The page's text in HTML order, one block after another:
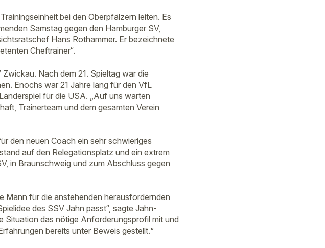
bei den Oberpfälzern leiten. Es
Samstag gegen den Hamburger SV,
Hans Rothammer. Er bezeichnete
Cheftrainer“.
Nach dem 21. Spieltag war die
Enochs war 21 Jahre lang für den VfL
für die USA. „Auf uns warten
Trainerteam und dem gesamten Verein
den neuen Coach ein sehr schwieriges
auf den Relegationsplatz und ein extrem
in Braunschweig und zum Abschluss gegen
Mann für die anstehenden herausfordernden
des SSV Jahn passt“, sagte Jahn-
Situation das nötige Anforderungsprofil mit und
bereits unter Beweis gestellt.“